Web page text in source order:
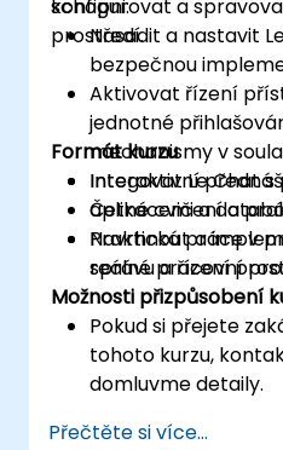
konfigurovat a
prostředí.
schopni:
Nasadit a nastavit
bezpečnou
Aktivovat řízení
jednotné
mechanismy v
Integovat Le Chat
aplikacemi a
Navrhnout a
správu a řízení
Formát kurzu
Interaktivní
Četné cvičení a
Praktická práce v
reálné pracovní
Možnosti přizpůsobení
Pokud si přejete
tohoto kurzu,
domluvme detaily.
Přečtěte si více...